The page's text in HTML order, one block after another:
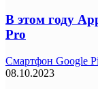
В этом году
Pro
Смартфон Google
08.10.2023